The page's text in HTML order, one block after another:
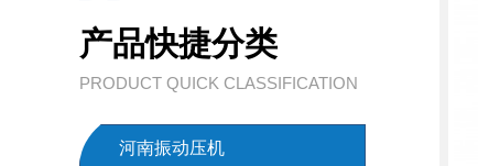
产品快捷分类
PRODUCT QUICK CLASSIFICATION
河南振动压机